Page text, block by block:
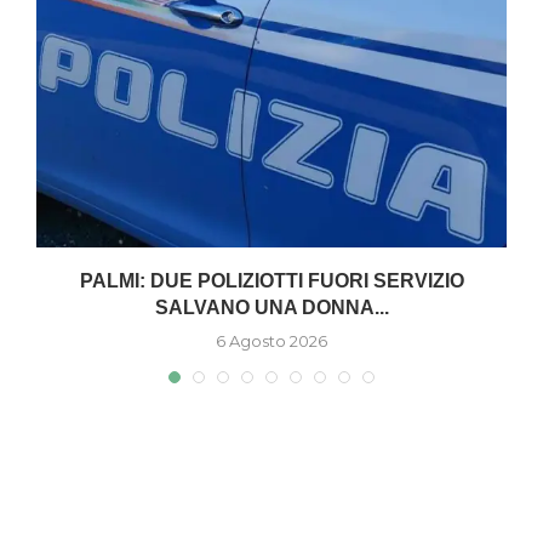
PALMI: DUE POLIZIOTTI FUORI SERVIZIO
SALVANO UNA DONNA...
6 Agosto 2026